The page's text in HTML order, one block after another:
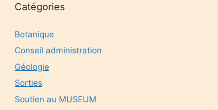
Catégories
Botanique
Conseil administration
Géologie
Sorties
Soutien au MUSEUM